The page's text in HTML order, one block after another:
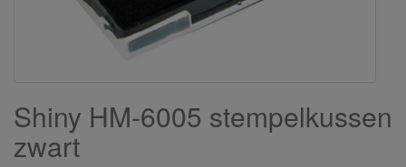
Shiny HM-6005 stempelkussen
zwart